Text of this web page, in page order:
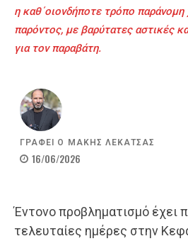
η καθ΄οιονδήποτε τρόπο παράνομη
παρόντος, με βαρύτατες αστικές
για τον παραβάτη.
ΓΡΑΦΕΙ Ο ΜΑΚΗΣ ΛΕΚΑΤΣΑΣ
16/06/2026
Έντονο προβληματισμό έχει
τελευταίες ημέρες στην